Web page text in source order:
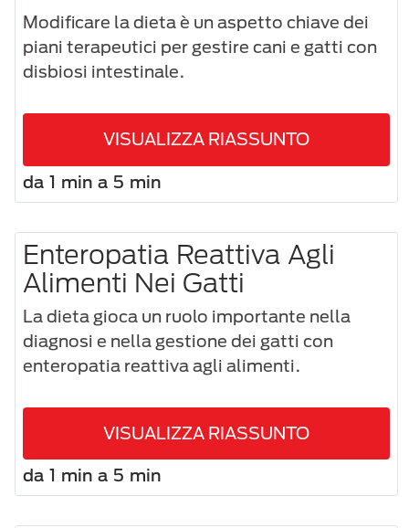
Modificare la dieta è un aspetto chiave dei
piani terapeutici per gestire cani e gatti con
disbiosi intestinale.
VISUALIZZA RIASSUNTO
da 1 min a 5 min
Enteropatia Reattiva Agli
Alimenti Nei Gatti
La dieta gioca un ruolo importante nella
diagnosi e nella gestione dei gatti con
enteropatia reattiva agli alimenti.
VISUALIZZA RIASSUNTO
da 1 min a 5 min